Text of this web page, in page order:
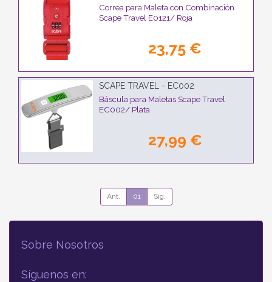
Correa para Maleta con Combinación
Scape Travel E0121/ Roja
23,75 €
SCAPE TRAVEL - EC002
Báscula para Maletas Scape Travel
EC002/ Plata
27,99 €
Ant. 01 Sig.
Sobre Nosotros
Síguenos en: